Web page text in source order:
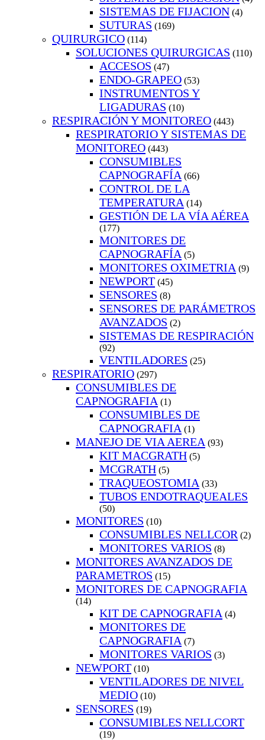
SISTEMAS DE FIJACION (4)
SUTURAS (169)
QUIRURGICO (114)
SOLUCIONES QUIRURGICAS (110)
ACCESOS (47)
ENDO-GRAPEO (53)
INSTRUMENTOS Y
LIGADURAS (10)
RESPIRACIÓN Y MONITOREO (443)
RESPIRATORIO Y SISTEMAS DE
MONITOREO (443)
CONSUMIBLES
CAPNOGRAFÍA (66)
CONTROL DE LA
TEMPERATURA (14)
GESTIÓN DE LA VÍA AÉREA
(177)
MONITORES DE
CAPNOGRAFÍA (5)
MONITORES OXIMETRIA (9)
NEWPORT (45)
SENSORES (8)
SENSORES DE PARÁMETROS
AVANZADOS (2)
SISTEMAS DE RESPIRACIÓN
(92)
VENTILADORES (25)
RESPIRATORIO (297)
CONSUMIBLES DE
CAPNOGRAFIA (1)
CONSUMIBLES DE
CAPNOGRAFIA (1)
MANEJO DE VIA AEREA (93)
KIT MACGRATH (5)
MCGRATH (5)
TRAQUEOSTOMIA (33)
TUBOS ENDOTRAQUEALES
(50)
MONITORES (10)
CONSUMIBLES NELLCOR (2)
MONITORES VARIOS (8)
MONITORES AVANZADOS DE
PARAMETROS (15)
MONITORES DE CAPNOGRAFIA
(14)
KIT DE CAPNOGRAFIA (4)
MONITORES DE
CAPNOGRAFIA (7)
MONITORES VARIOS (3)
NEWPORT (10)
VENTILADORES DE NIVEL
MEDIO (10)
SENSORES (19)
CONSUMIBLES NELLCORT
(19)